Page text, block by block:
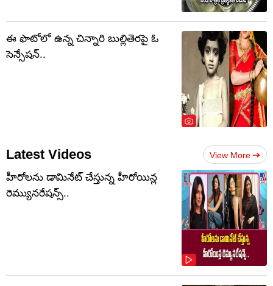
ఈ ఫొటోలో ఉన్న చిన్నారి బుల్లితెరపై ఓ
సెన్సేషన్..
Latest Videos View More
హీరోలను డామినేట్ చేస్తున్న హీరోయిన్ల
రెమ్యునరేషన్స్..